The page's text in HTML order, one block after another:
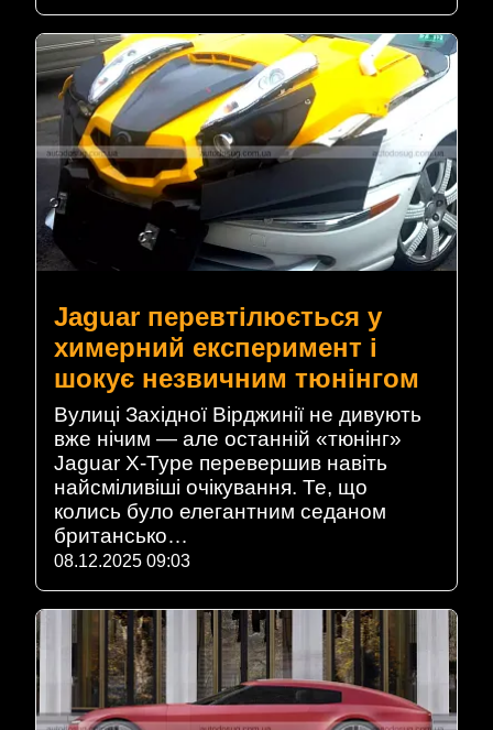
Jaguar перевтілюється у
химерний експеримент і
шокує незвичним тюнінгом
Вулиці Західної Вірджинії не дивують
вже нічим — але останній «тюнінг»
Jaguar X‑Type перевершив навіть
найсміливіші очікування. Те, що
колись було елегантним седаном
британсько…
08.12.2025 09:03